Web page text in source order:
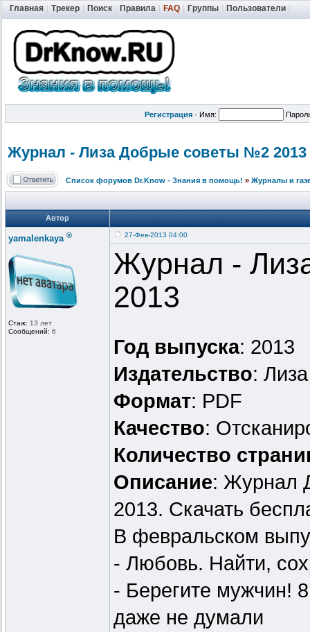
Главная Трекер Поиск Правила FAQ Группы Пользователи
Регистрация · Имя:
Журнал - Лиза Добрые советы №2 2013
Список форумов Dr.Know - Знания в помощь! » Журналы и
Автор
yamalenkaya ®
Стаж: 13 лет
Сообщений: 6
27-Фев-2013 04:00
Журнал -
2013
Год выпуска: 2013
Издательство: Лиза
Формат: PDF
Качество:
Количество
Описание: Журнал
2013. Скачать
В февральском
- Любовь. Найти,
- Берегите мужчин!
даже не думали